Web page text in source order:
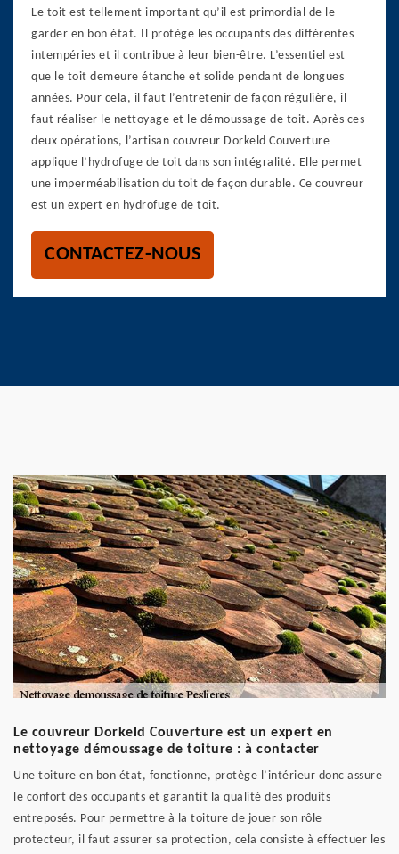
Le toit est tellement important qu’il est primordial de le
garder en bon état. Il protège les occupants des différentes
intempéries et il contribue à leur bien-être. L’essentiel est
que le toit demeure étanche et solide pendant de longues
années. Pour cela, il faut l’entretenir de façon régulière, il
faut réaliser le nettoyage et le démoussage de toit. Après ces
deux opérations, l’artisan couvreur Dorkeld Couverture
applique l’hydrofuge de toit dans son intégralité. Elle permet
une imperméabilisation du toit de façon durable. Ce couvreur
est un expert en hydrofuge de toit.
CONTACTEZ-NOUS
Le couvreur Dorkeld Couverture est un expert en
nettoyage démoussage de toiture : à contacter
Une toiture en bon état, fonctionne, protège l’intérieur donc assure
le confort des occupants et garantit la qualité des produits
entreposés. Pour permettre à la toiture de jouer son rôle
protecteur, il faut assurer sa protection, cela consiste à effectuer les